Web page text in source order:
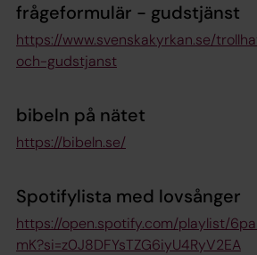
frågeformulär - gudstjänst
https://www.svenskakyrkan.se/
och-gudstjanst
bibeln på nätet
https://bibeln.se/
Spotifylista med lovsånger
https://open.spotify.com/playlist/
mK?si=z0J8DFYsTZG6iyU4RyV2EA